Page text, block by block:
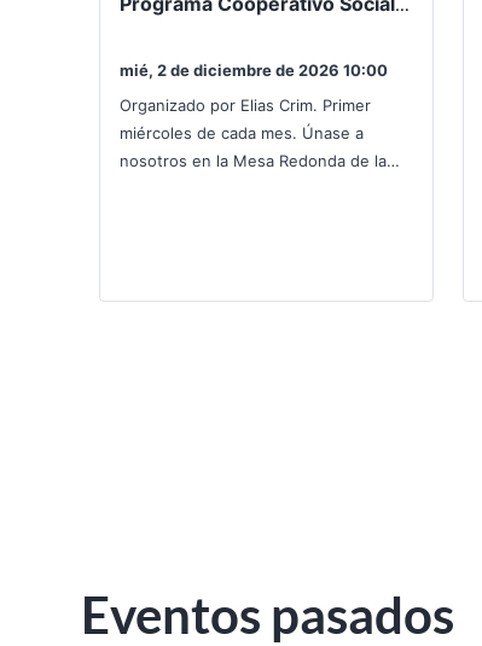
Programa Cooperativo Social: Comunidad de Práctica
mié, 2 de diciembre de 2026 10:00
Organizado por Elias Crim. Primer
miércoles de cada mes. Únase a
nosotros en la Mesa Redonda de la
Eventos pasados